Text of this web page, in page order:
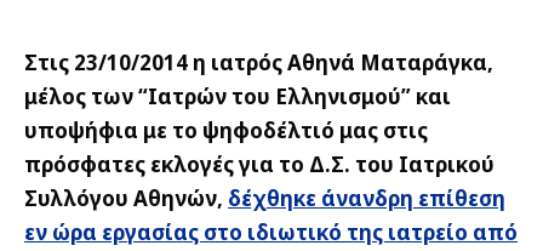
Στις 23/10/2014 η ιατρός Αθηνά Ματαράγκα,
μέλος των “Ιατρών του Ελληνισμού” και
υποψήφια με το ψηφοδέλτιό μας στις
πρόσφατες εκλογές για το Δ.Σ. του Ιατρικού
Συλλόγου Αθηνών, δέχθηκε άνανδρη επίθεση
εν ώρα εργασίας στο ιδιωτικό της ιατρείο από